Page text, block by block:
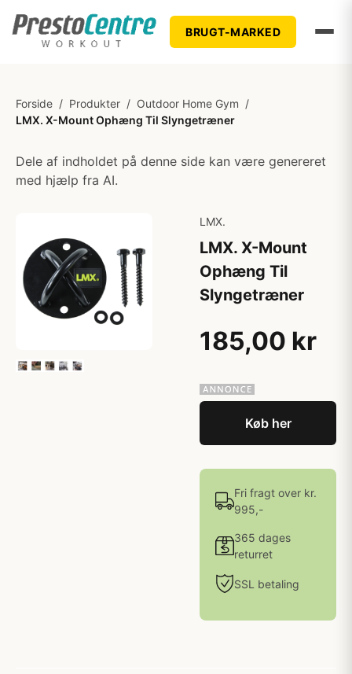
BRUGT-MARKED
Forside / Produkter / Outdoor Home Gym /
LMX. X-Mount Ophæng Til Slyngetræner
Dele af indholdet på denne side kan være genereret
med hjælp fra AI.
LMX.
LMX. X-Mount
Ophæng Til
Slyngetræner
185,00 kr
Køb her
Fri fragt over kr.
995,-
365 dages
returret
SSL betaling